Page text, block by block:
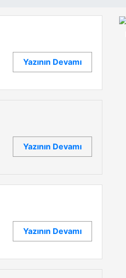
Yazının Devamı
Yazının Devamı
Yazının Devamı